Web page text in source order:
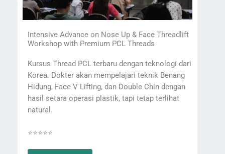
Intensive Advance on Nose Up & Face Threadlift
Workshop with Premium PCL Threads
Kursus Thread PCL terbaru dengan teknologi dari
Korea. Dokter akan mempelajari teknik Benang
Hidung, Face V Lifting, dan Double Chin dengan
hasil setara operasi plastik, tapi tetap terlihat
natural.
⭐⭐⭐⭐⭐